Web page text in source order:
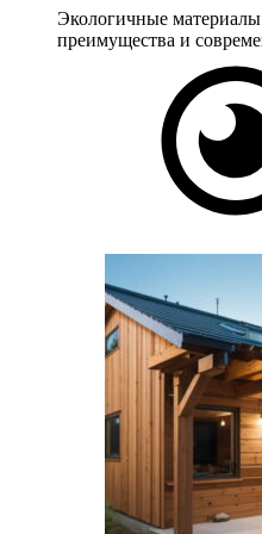
Экологичные
преимущества и